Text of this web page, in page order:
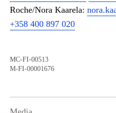
Roche/Nora Kaarela:
+358 400 897 020
MC-FI-00513
M-FI-00001676